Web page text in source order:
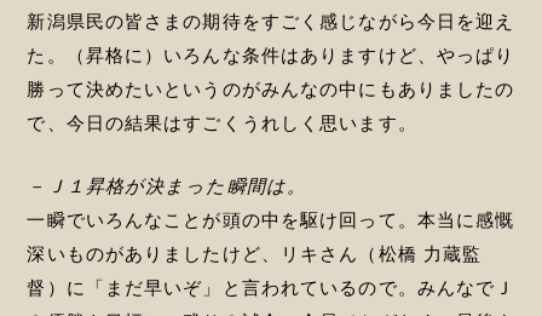
新潟県民の皆さまの期待をすごく感じながら今日を迎え
た。（昇格に）いろんな条件はありますけど、やっぱり
勝って決めたいというのがみんなの中にもありましたの
で、今日の結果はすごくうれしく思います。
－Ｊ１昇格が決まった瞬間は。
一瞬でいろんなことが頭の中を駆け回って。本当に感慨
深いものがありましたけど、リキさん（松橋 力蔵監
督）に「まだ早いぞ」と言われているので。みんなでＪ